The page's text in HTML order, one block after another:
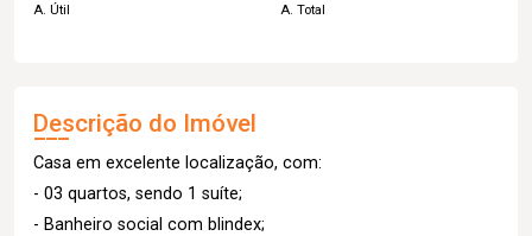
A. Útil A. Total
Descrição do Imóvel
Casa em excelente localização, com:
- 03 quartos, sendo 1 suíte;
- Banheiro social com blindex;